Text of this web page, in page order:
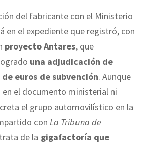
del fabricante con el Ministerio
en el expediente que registró, con
proyecto Antares, que
una adjudicación de
euros de subvención. Aunque
en el documento ministerial ni
el grupo automovilístico en la
con La Tribuna de
de la gigafactoría que